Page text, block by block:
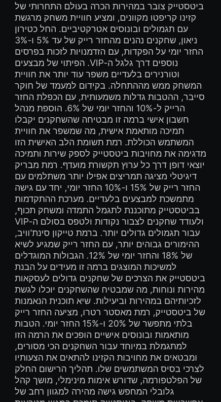
ביטסטייק צובר במהירות הכרה בעולם התחרותי של
קזינו קריפטו מקוונים, ומציע חוויית משחק מרגשת
עם תגמולים ובונוסים אטרקטיביים. החל כטירון
ניאון, שחקנים נהנים מהחזר רייק של עד 5% ו-3%
החזר יומי על הפקדות, עם הזדמנויות לזכות בפרסים
נוספים דרך גלגל ה-VIP. הפיתוי של מבצעים
וטורנירים בלעדיים משפר עוד יותר את חוויית
המשחק ממש מההתחלה. בקידום למעמד של חוקר
סייבר, ההטבות גדלות משמעותית, עם הכפלת החזר
הרייק ל-10% והחזר יומי של 6%. הוספת מנהל
חשבון אישי ברמה זו מבטיחה שהשחקנים יקבלו
תמיכה מותאמת אישית, מה שמשפר את חוויית
המשתמש הכוללת. רמת תשומת הלב האישית הזו
מדגימה את מחויבות ביטסטייק לספק שירות ותמיכה
יוצאי דופן דרך כל ערוץ תקשורת מועדף. רמת מבריק
דיגיטלי מציגה תמריצים אפילו יותר משתלמים עם
החזר רייק של 15% ו-10% החזר יומי, יחד עם גישה
מתמשכת למבצעים בלעדיים. מערכת ההתקדמות
בביטסטייק מתוכננת לתגמל התמדה ומשחק תכוף,
ולעודד שחקנים לצבור נקודות ולטפס בסולם ה-VIP
עבור תגמולים גדולים יותר. ברמת טייקון סינת'וויב,
ההימורים גבוהים יותר, עם החזר רייק שמגיע לשיא
של 18% והחזר יומי של 12%. הגבולות המוגדלים
למשיכות המוצגים ברמה זו מעידים על הבנת
ביטסטייק את הצרכים של שחקנים גדולים לעסקאות
מהירות ונוחות, מה שמבטיח שהשחקנים יוכלו לגשת
לזכיותיהם במהירות וביעילות. שיא תוכנית הנאמנות
של ביטסטייק, רמת מאסטר רטרו, מציעה החזר רייק
בלתי מתפשר של 20% ו-15% החזר יומי. הטבות
מותאמות ובונוסים אישיים הופכים את הרמה הזו
למתגמלת במיוחד עבור השחקנים הכי מסורים,
ומבטאים את מחויבות הקזינו להתאים את הצעותיו
לצרכי בסיס המשתמשים שלו. תהליך הרישום החלק
של הפלטפורמה, שדורש אימות מינימלי, מושך קהל
גלובלי המחפש גישה מהירה למגוון רחב של